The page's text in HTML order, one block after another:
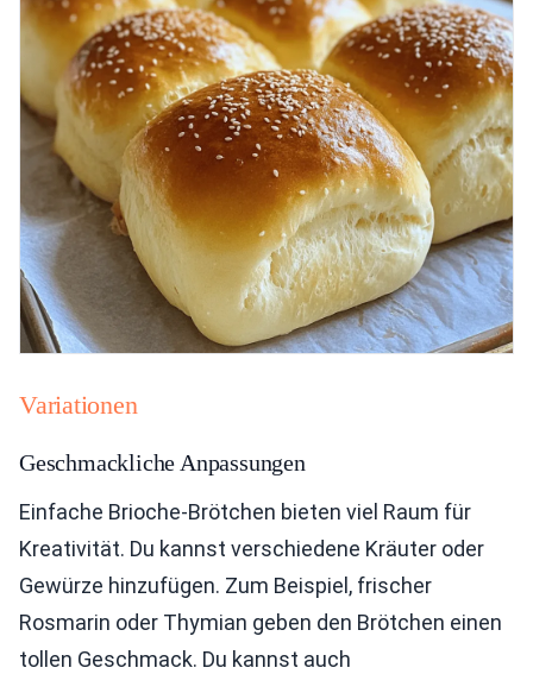
Variationen
Geschmackliche Anpassungen
Einfache Brioche-Brötchen bieten viel Raum für
Kreativität. Du kannst verschiedene Kräuter oder
Gewürze hinzufügen. Zum Beispiel, frischer
Rosmarin oder Thymian geben den Brötchen einen
tollen Geschmack. Du kannst auch